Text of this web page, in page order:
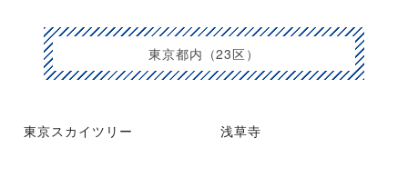
東京都内（23区）
東京スカイツリー 浅草寺